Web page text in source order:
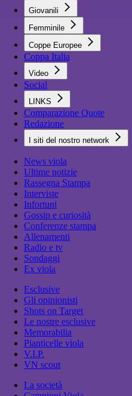
Giovanili
Femminile
Coppe Europee
Coppa Italia
Video
Social
LINKS
Comparazione Quote
Redazione
I siti del nostro network
News viola
Ultime notizie
Rassegna Stampa
Interviste
Infortuni
Gossip e curiosità
Conferenze stampa
Allenamenti
Radio e tv
Sondaggi
Ex viola
Esclusive
Gli opinionisti
Shots on Target
Le nostre esclusive
Memorabilia
Pianticelle viola
V.I.P.
VN scout
La società